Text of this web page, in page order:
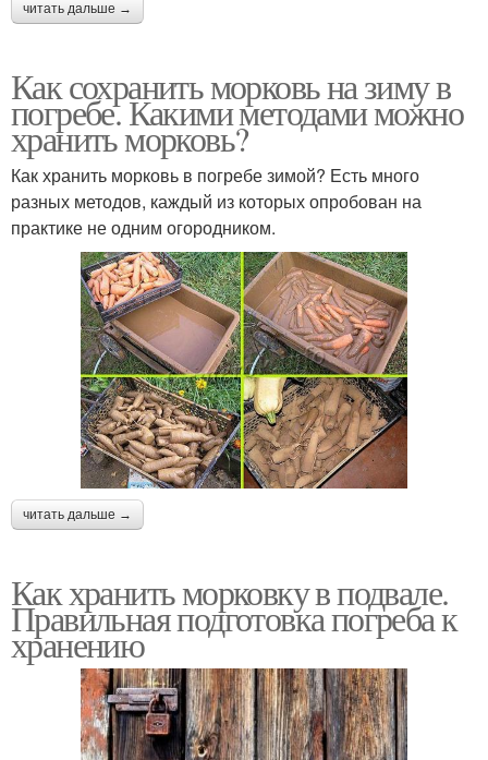
читать дальше →
Как сохранить морковь на зиму в
погребе. Какими методами можно
хранить морковь?
Как хранить морковь в погребе зимой? Есть много
разных методов, каждый из которых опробован на
практике не одним огородником.
читать дальше →
Как хранить морковку в подвале.
Правильная подготовка погреба к
хранению